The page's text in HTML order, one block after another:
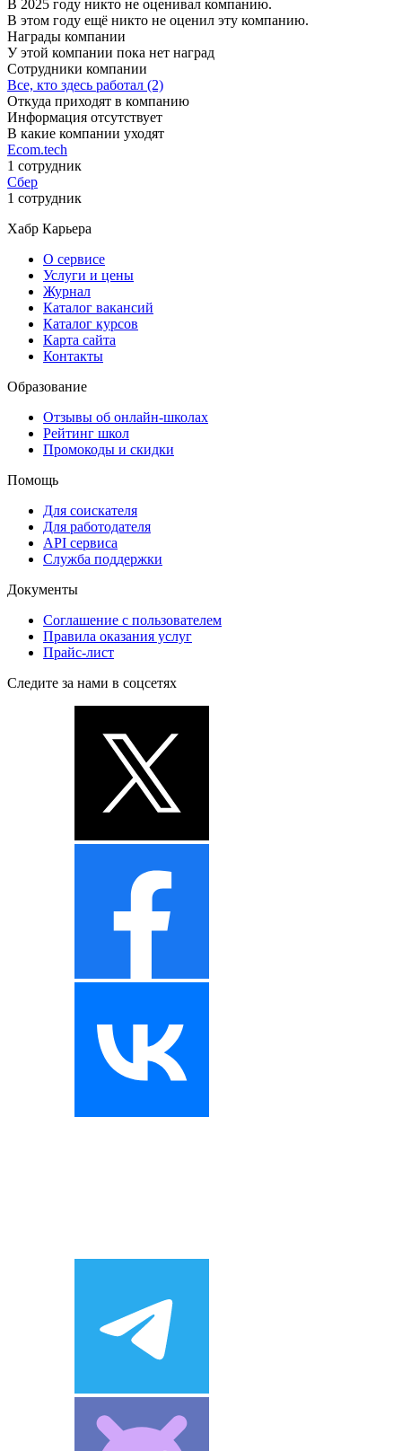
В 2025 году никто не оценивал компанию.
В этом году ещё никто не оценил эту компанию.
Награды компании
У этой компании пока нет наград
Сотрудники компании
Все, кто здесь работал (2)
Откуда приходят в компанию
Информация отсутствует
В какие компании уходят
Ecom.tech
1 сотрудник
Сбер
1 сотрудник
Хабр Карьера
О сервисе
Услуги и цены
Журнал
Каталог вакансий
Каталог курсов
Карта сайта
Контакты
Образование
Отзывы об онлайн-школах
Рейтинг школ
Промокоды и скидки
Помощь
Для соискателя
Для работодателя
API сервиса
Служба поддержки
Документы
Соглашение с пользователем
Правила оказания услуг
Прайс-лист
Следите за нами в соцсетях